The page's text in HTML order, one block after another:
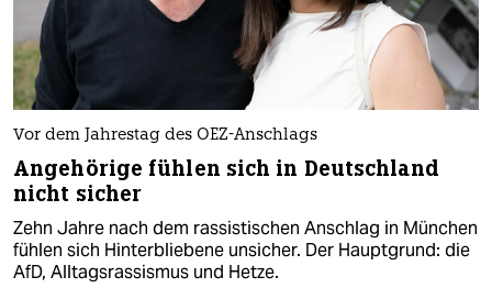
Vor dem Jahrestag des OEZ-Anschlags
Angehörige fühlen sich in Deutschland
nicht sicher
Zehn Jahre nach dem rassistischen Anschlag in München
fühlen sich Hinterbliebene unsicher. Der Hauptgrund: die
AfD, Alltagsrassismus und Hetze.